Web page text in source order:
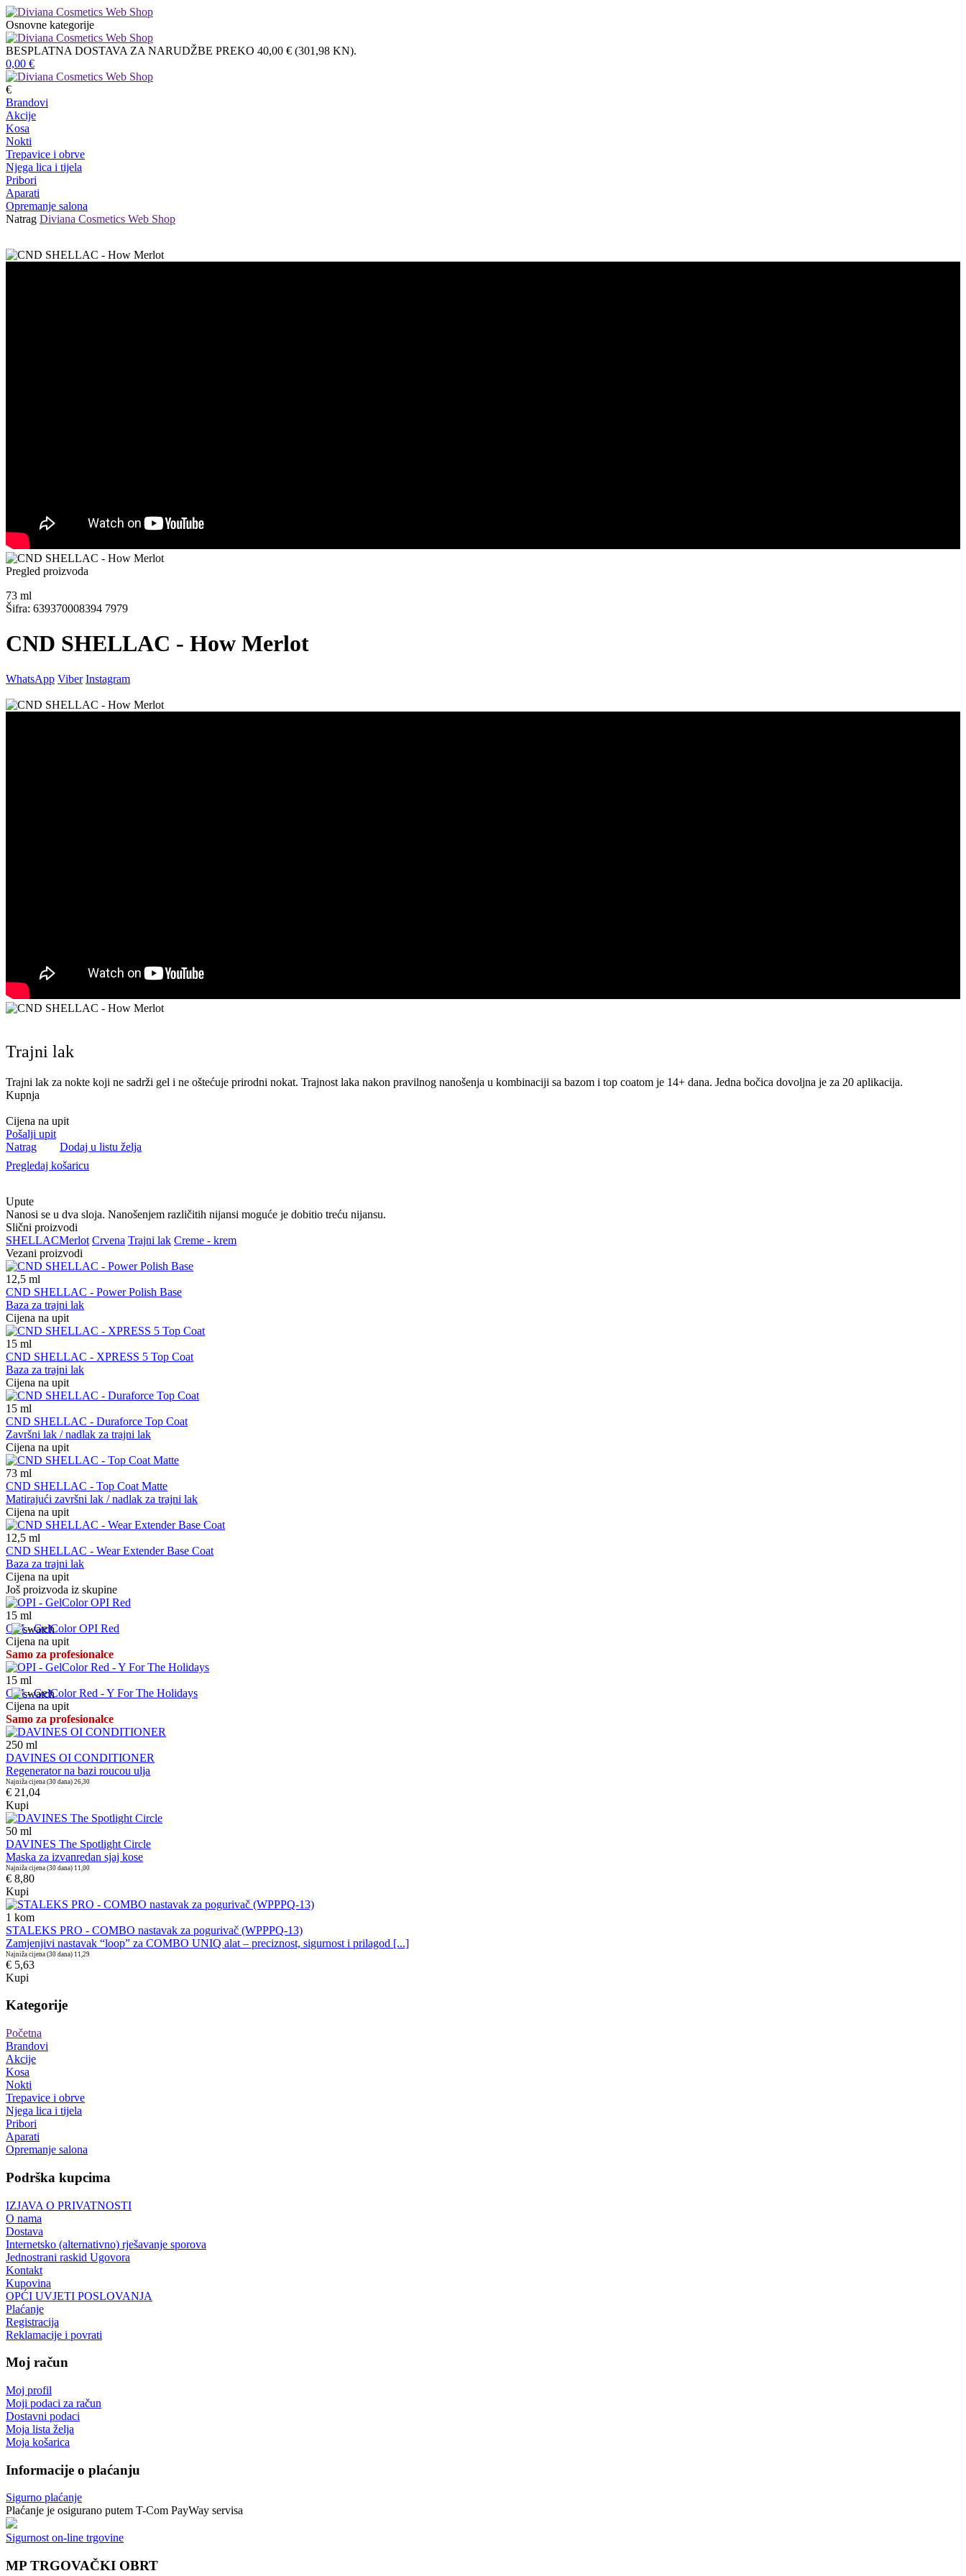
Osnovne kategorije
BESPLATNA DOSTAVA ZA NARUDŽBE PREKO 40,00 € (301,98 KN).
0,00 €
€
Brandovi
Akcije
Kosa
Nokti
Trepavice i obrve
Njega lica i tijela
Pribori
Aparati
Opremanje salona
Natrag Diviana Cosmetics Web Shop
Pregled proizvoda
73 ml
Šifra: 639370008394 7979
CND SHELLAC - How Merlot
WhatsApp Viber Instagram
Trajni lak
Trajni lak za nokte koji ne sadrži gel i ne oštećuje prirodni nokat. Trajnost laka nakon pravilnog nanošenja u kombinaciji sa bazom i top coatom je 14+ dana. Jedna bočica dovoljna je za 20 aplikacija.
Kupnja
Cijena na upit
Pošalji upit
Natrag
Dodaj u listu želja
Pregledaj košaricu
Upute
Nanosi se u dva sloja. Nanošenjem različitih nijansi moguće je dobitio treću nijansu.
Slični proizvodi
SHELLACMerlot Crvena Trajni lak Creme - krem
Vezani proizvodi
12,5 ml
CND SHELLAC - Power Polish Base
Baza za trajni lak
Cijena na upit
15 ml
CND SHELLAC - XPRESS 5 Top Coat
Baza za trajni lak
Cijena na upit
15 ml
CND SHELLAC - Duraforce Top Coat
Završni lak / nadlak za trajni lak
Cijena na upit
73 ml
CND SHELLAC - Top Coat Matte
Matirajući završni lak / nadlak za trajni lak
Cijena na upit
12,5 ml
CND SHELLAC - Wear Extender Base Coat
Baza za trajni lak
Cijena na upit
Još proizvoda iz skupine
15 ml
OPI - GelColor OPI Red
Cijena na upit
Samo za profesionalce
15 ml
OPI - GelColor Red - Y For The Holidays
Cijena na upit
Samo za profesionalce
250 ml
DAVINES OI CONDITIONER
Regenerator na bazi roucou ulja
Najniža cijena (30 dana) 26,30
€ 21,04
Kupi
50 ml
DAVINES The Spotlight Circle
Maska za izvanredan sjaj kose
Najniža cijena (30 dana) 11,00
€ 8,80
Kupi
1 kom
STALEKS PRO - COMBO nastavak za pogurivač (WPPPQ-13)
Zamjenjivi nastavak “loop” za COMBO UNIQ alat – preciznost, sigurnost i prilagod [...]
Najniža cijena (30 dana) 11,29
€ 5,63
Kupi
Kategorije
Početna
Brandovi
Akcije
Kosa
Nokti
Trepavice i obrve
Njega lica i tijela
Pribori
Aparati
Opremanje salona
Podrška kupcima
IZJAVA O PRIVATNOSTI
O nama
Dostava
Internetsko (alternativno) rješavanje sporova
Jednostrani raskid Ugovora
Kontakt
Kupovina
OPĆI UVJETI POSLOVANJA
Plaćanje
Registracija
Reklamacije i povrati
Moj račun
Moj profil
Moji podaci za račun
Dostavni podaci
Moja lista želja
Moja košarica
Informacije o plaćanju
Sigurno plaćanje
Plaćanje je osigurano putem T-Com PayWay servisa
Sigurnost on-line trgovine
MP TRGOVAČKI OBRT